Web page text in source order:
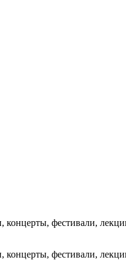
фестивали,
фестивали,